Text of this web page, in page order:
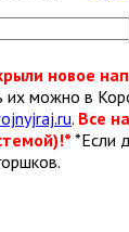
новое
их можно в
. Все
*Если